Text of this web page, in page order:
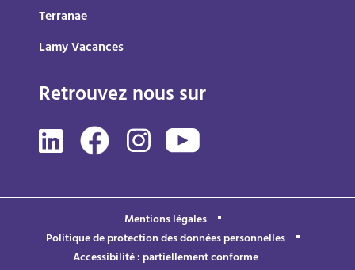
Terranae
Lamy Vacances
Retrouvez nous sur
Mentions légales
Politique de protection des données personnelles
Accessibilité : partiellement conforme